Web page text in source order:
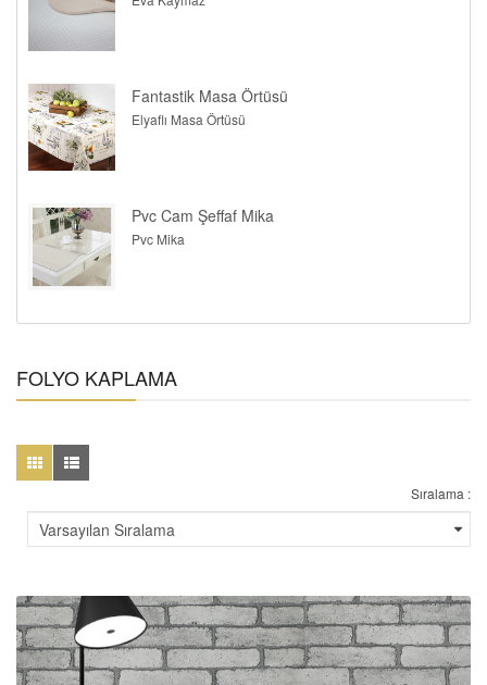
Fantastik Masa Örtüsü
Elyaflı Masa Örtüsü
Pvc Cam Şeffaf Mika
Pvc Mika
FOLYO KAPLAMA
Sıralama :